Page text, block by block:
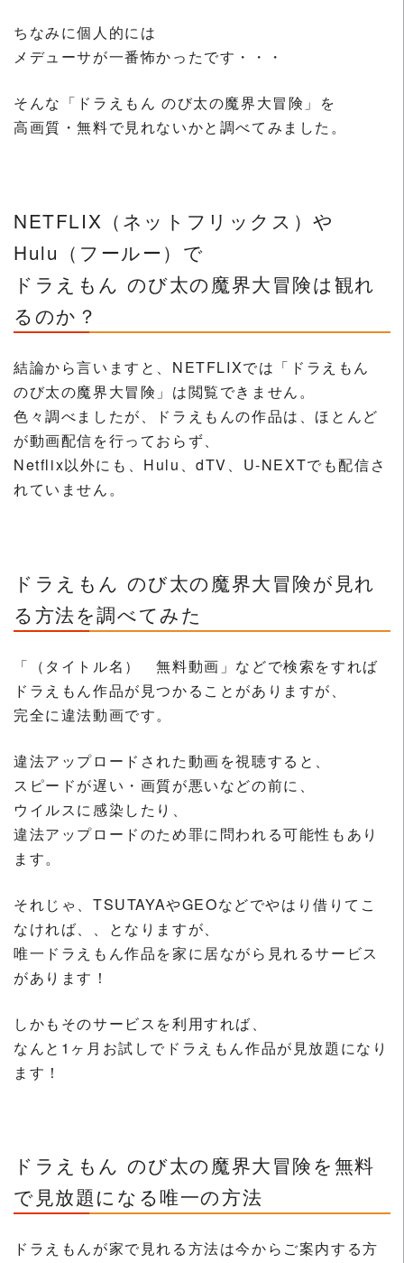
ちなみに個人的には
メデューサが一番怖かったです・・・
そんな「ドラえもん のび太の魔界大冒険」を
高画質・無料で見れないかと調べてみました。
NETFLIX（ネットフリックス）や
Hulu（フールー）で
ドラえもん のび太の魔界大冒険は観れ
るのか？
結論から言いますと、NETFLIXでは「ドラえもん
のび太の魔界大冒険」は閲覧できません。
色々調べましたが、ドラえもんの作品は、ほとんど
が動画配信を行っておらず、
Netflix以外にも、Hulu、dTV、U-NEXTでも配信さ
れていません。
ドラえもん のび太の魔界大冒険が見れ
る方法を調べてみた
「（タイトル名） 無料動画」などで検索をすれば
ドラえもん作品が見つかることがありますが、
完全に違法動画です。
違法アップロードされた動画を視聴すると、
スピードが遅い・画質が悪いなどの前に、
ウイルスに感染したり、
違法アップロードのため罪に問われる可能性もあり
ます。
それじゃ、TSUTAYAやGEOなどでやはり借りてこ
なければ、、となりますが、
唯一ドラえもん作品を家に居ながら見れるサービス
があります！
しかもそのサービスを利用すれば、
なんと1ヶ月お試しでドラえもん作品が見放題になり
ます！
ドラえもん のび太の魔界大冒険を無料
で見放題になる唯一の方法
ドラえもんが家で見れる方法は今からご案内する方